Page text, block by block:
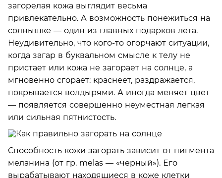
загорелая кожа выглядит весьма
привлекательно. А возможность понежиться на
солнышке — один из главных подарков лета.
Неудивительно, что кого-то огорчают ситуации,
когда загар в буквальном смысле к телу не
пристает или кожа не загорает на солнце, а
мгновенно сгорает: краснеет, раздражается,
покрывается волдырями. А иногда меняет цвет
— появляется совершенно неуместная легкая
или сильная пятнистость.
Способность кожи загорать зависит от пигмента
меланина (от гр. melas — «черный»). Его
вырабатывают находящиеся в коже клетки